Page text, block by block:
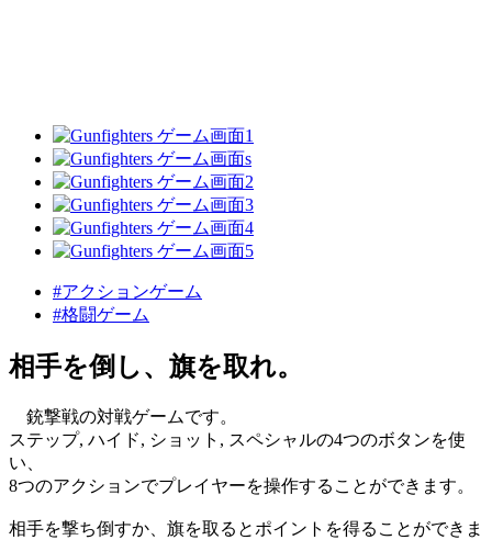
#アクションゲーム
#格闘ゲーム
相手を倒し、旗を取れ。
銃撃戦の対戦ゲームです。
ステップ, ハイド, ショット, スペシャルの4つのボタンを使
い、
8つのアクションでプレイヤーを操作することができます。
相手を撃ち倒すか、旗を取るとポイントを得ることができま